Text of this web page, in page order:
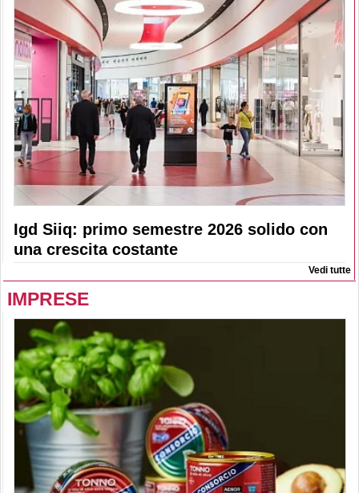
Igd Siiq: primo semestre 2026 solido con
una crescita costante
Vedi tutte
IMPRESE